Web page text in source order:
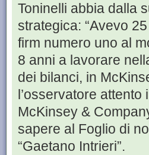
Toninelli abbia dalla
strategica: “Avevo
firm numero uno al
8 anni a lavorare
dei bilanci, in
l’osservatore
McKinsey &
sapere al Foglio di
“Gaetano Intrieri”.